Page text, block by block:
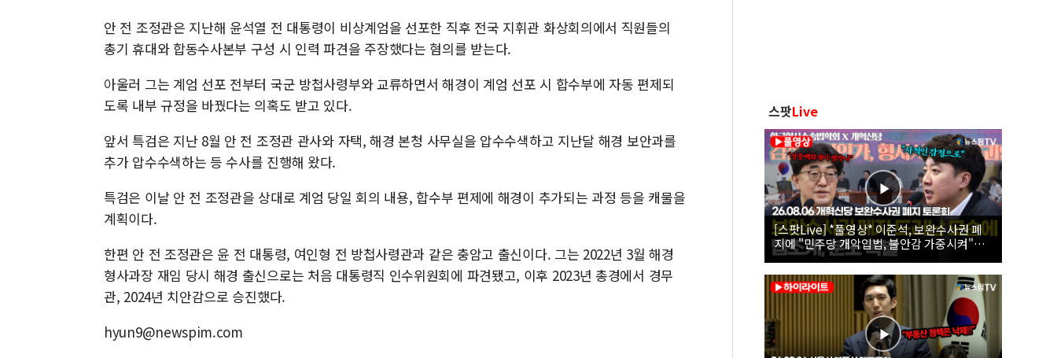
안 전 조정관은 지난해 윤석열 전 대통령이 비상계엄을 선포한 직후 전국 지휘관 화상회의에서 직원들의
총기 휴대와 합동수사본부 구성 시 인력 파견을 주장했다는 혐의를 받는다.
아울러 그는 계엄 선포 전부터 국군 방첩사령부와 교류하면서 해경이 계엄 선포 시 합수부에 자동 편제되
도록 내부 규정을 바꿨다는 의혹도 받고 있다.
앞서 특검은 지난 8월 안 전 조정관 관사와 자택, 해경 본청 사무실을 압수수색하고 지난달 해경 보안과를
추가 압수수색하는 등 수사를 진행해 왔다.
특검은 이날 안 전 조정관을 상대로 계엄 당일 회의 내용, 합수부 편제에 해경이 추가되는 과정 등을 캐물을
계획이다.
한편 안 전 조정관은 윤 전 대통령, 여인형 전 방첩사령관과 같은 충암고 출신이다. 그는 2022년 3월 해경
형사과장 재임 당시 해경 출신으로는 처음 대통령직 인수위원회에 파견됐고, 이후 2023년 총경에서 경무
관, 2024년 치안감으로 승진했다.
hyun9@newspim.com
스팟Live
[스팟Live] *풀영상* 이준석, 보완수사권 폐
지에 "민주당 개악입법, 불안감 가중시켜"｜
26.08.06 개혁신당 보완수사권 폐지 토론회